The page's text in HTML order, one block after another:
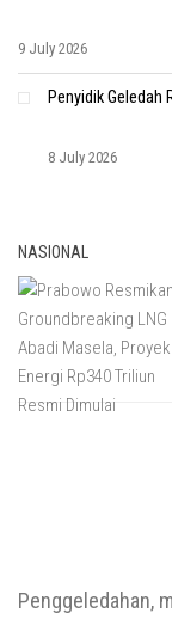
9 July 2026
Penyidik Geledah
8 July 2026
NASIONAL
Penggeledahan,